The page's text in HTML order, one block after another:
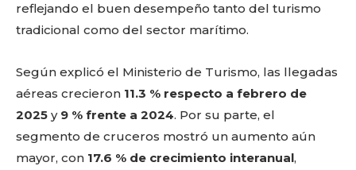
reflejando el buen desempeño tanto del turismo
tradicional como del sector marítimo.
Según explicó el Ministerio de Turismo, las llegadas
aéreas crecieron 11.3 % respecto a febrero de
2025 y 9 % frente a 2024. Por su parte, el
segmento de cruceros mostró un aumento aún
mayor, con 17.6 % de crecimiento interanual,